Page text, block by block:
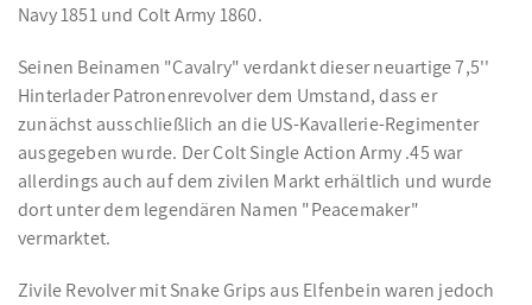
Navy 1851 und Colt Army 1860.
Seinen Beinamen "Cavalry" verdankt dieser neuartige 7,5''
Hinterlader Patronenrevolver dem Umstand, dass er
zunächst ausschließlich an die US-Kavallerie-Regimenter
ausgegeben wurde. Der Colt Single Action Army .45 war
allerdings auch auf dem zivilen Markt erhältlich und wurde
dort unter dem legendären Namen "Peacemaker"
vermarktet.
Zivile Revolver mit Snake Grips aus Elfenbein waren jedoch